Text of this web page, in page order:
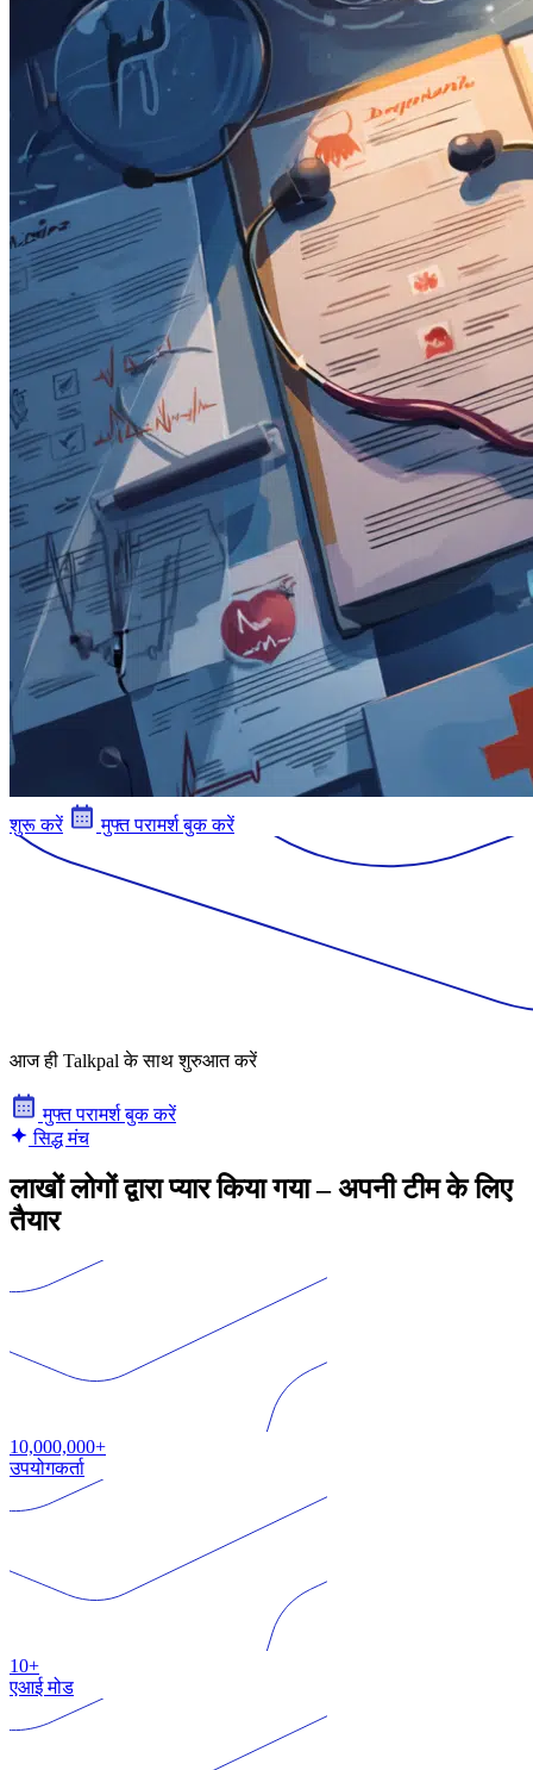
शुरू करें मुफ्त परामर्श बुक करें
आज ही Talkpal के साथ शुरुआत करें
मुफ्त परामर्श बुक करें
सिद्ध मंच
लाखों लोगों द्वारा प्यार किया गया – अपनी टीम के लिए
तैयार
10,000,000+
उपयोगकर्ता
10+
एआई मोड